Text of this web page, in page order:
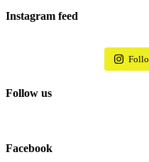
Instagram feed
Follow us
Facebook